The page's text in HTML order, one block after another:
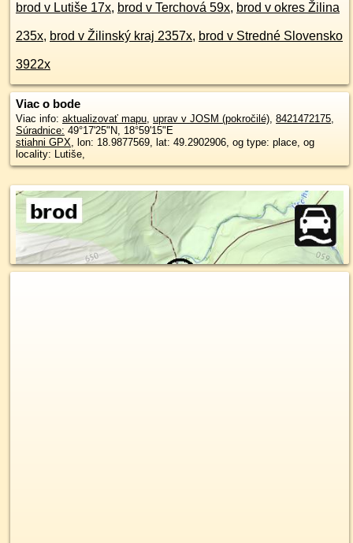
brod v Lutiše 17x, brod v Terchová 59x, brod v okres Žilina
235x, brod v Žilinský kraj 2357x, brod v Stredné Slovensko
3922x
Viac o bode
Viac info: aktualizovať mapu, uprav v JOSM (pokročilé), 8421472175,
Súradnice: 49°17'25"N, 18°59'15"E
stiahni GPX, lon: 18.9877569, lat: 49.2902906, og type: place, og
locality: Lutiše,